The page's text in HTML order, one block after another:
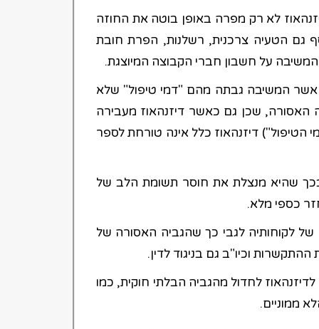
לא רק מפרה באופן בוטה את החוזה
גם הטעיה צרכנית, רשלנות, הפרת חובת
על חשבון חברי הקבוצה המיוצגת.
אשר המשיבה גבתה מהם "דמי טיפול" שלא
האסורה, שכן גם כאשר דיזנהאוז מעבירה
דיזנהאוז כלל אינה טורחת לספר
שהיא מנצלת את חוסר תשומת הלב של
כספי מלא.
לקוחותיה לגבי כך שהגביה האסורה של
וכיו"ב גם בניגוד לדין.
לחדול מהגביה הבלתי חוקית, כמו
ממוניים.